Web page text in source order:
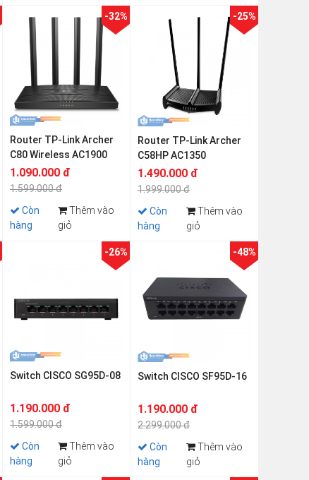
-32%
Router TP-Link Archer
C80 Wireless AC1900
1.090.000 đ
1.599.000 đ
Còn
hàng
Thêm vào
giỏ
-25%
Router TP-Link Archer
C58HP AC1350
1.490.000 đ
1.999.000 đ
Còn
hàng
Thêm vào
giỏ
-26%
Switch CISCO SG95D-08
1.190.000 đ
1.599.000 đ
Còn
hàng
Thêm vào
giỏ
-48%
Switch CISCO SF95D-16
1.190.000 đ
2.299.000 đ
Còn
hàng
Thêm vào
giỏ